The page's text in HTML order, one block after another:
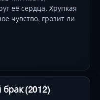
её сердца. Хрупкая
чувство, грозит ли
(2012)